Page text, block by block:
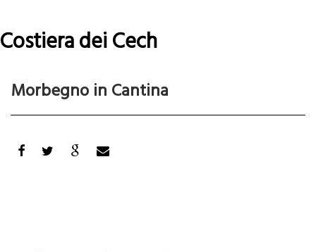
Costiera dei Cech
Costiera
dei
Morbegno in Cantina